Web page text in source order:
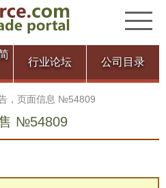
行业论坛 公司目录
，页面信息 №54809
№54809